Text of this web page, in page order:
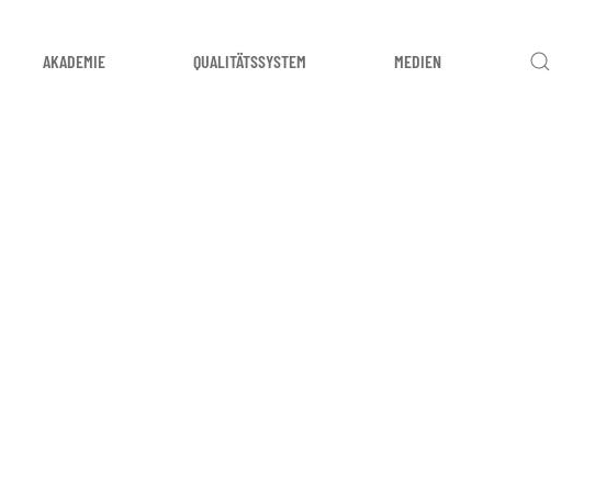
AKADEMIE QUALITÄTSSYSTEM MEDIEN